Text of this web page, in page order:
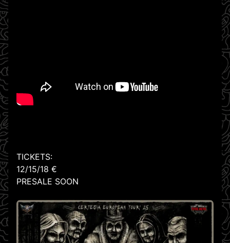
TICKETS:
12/15/18 €
PRESALE SOON